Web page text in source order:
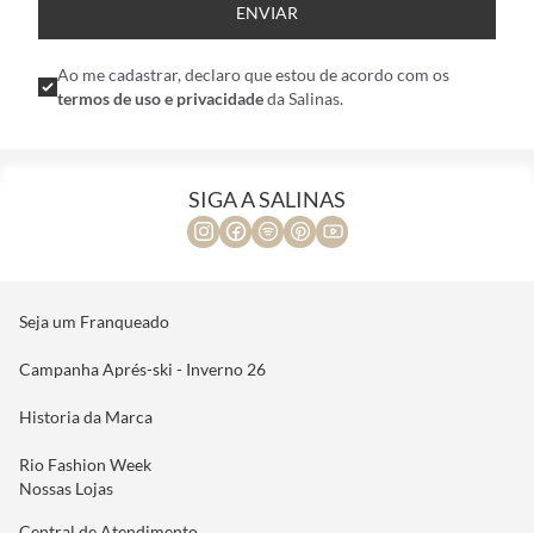
ENVIAR
Ao me cadastrar, declaro que estou de acordo com os
termos de uso e privacidadeda Salinas.
SIGA A SALINAS
Seja um Franqueado
Campanha Aprés-ski - Inverno 26
Historia da Marca
Rio Fashion Week
Nossas Lojas